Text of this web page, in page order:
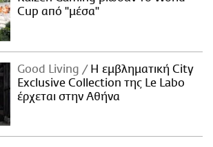
Cup από "μέσα"
Good Living
Η εμβληματική City
Exclusive Collection της Le Labo
έρχεται στην Αθήνα